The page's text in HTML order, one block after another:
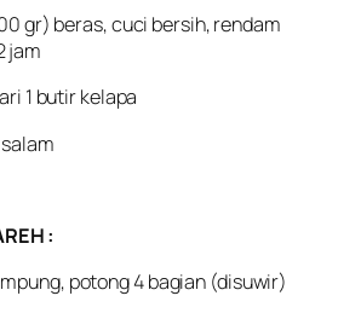
gr) beras, cuci bersih, rendam
jam
1 butir kelapa
:
potong 4 bagian (disuwir)